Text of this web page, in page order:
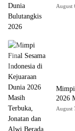
August
Mimpi
2026
August